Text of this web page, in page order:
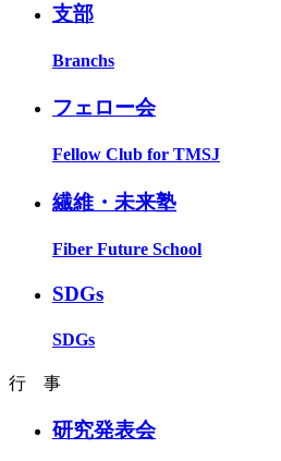
支部
Branchs
フェロー会
Fellow Club for TMSJ
繊維・未来塾
Fiber Future School
SDGs
SDGs
行 事
研究発表会